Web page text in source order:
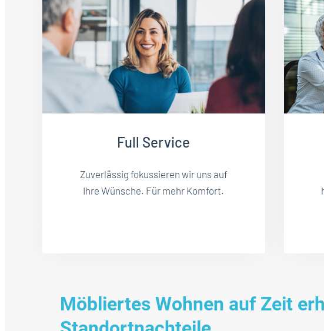
Full Service
Zuverlässig fokussieren wir uns auf
Ihre Wünsche. Für mehr Komfort.